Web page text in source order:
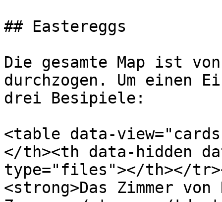
## Eastereggs
Die gesamte Map ist
durchzogen. Um einen
drei Besipiele:
<table data-
</th><th data-hidden
type="files"></th></
<strong>Das Zimmer